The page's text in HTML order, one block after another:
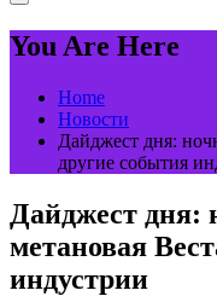
You Are Here
Home
Новости
Дайджест дня:
другие события
Дайджест дня:
метановая
индустрии